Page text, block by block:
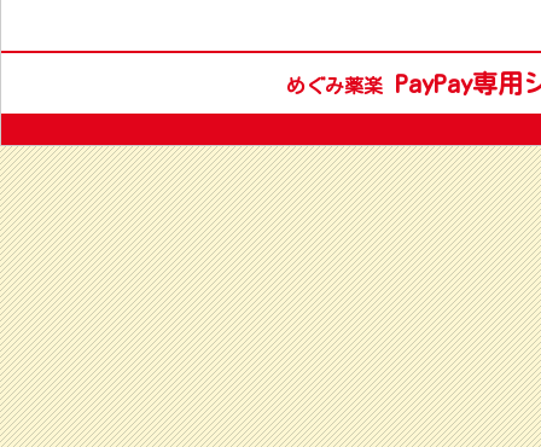
めぐみ薬楽 PayPay専用